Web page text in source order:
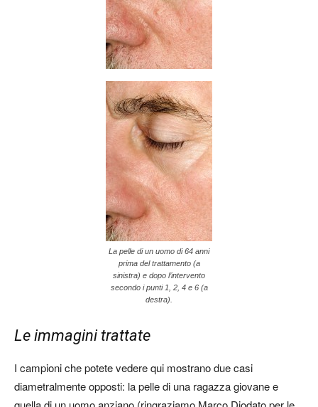
La pelle di un uomo di 64 anni
prima del trattamento (a
sinistra) e dopo l’intervento
secondo i punti 1, 2, 4 e 6 (a
destra).
Le immagini trattate
I campioni che potete vedere qui mostrano due casi
diametralmente opposti: la pelle di una ragazza giovane e